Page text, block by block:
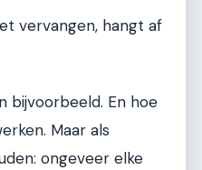
vervangen, hangt af
bijvoorbeeld. En hoe
Maar als
ongeveer elke